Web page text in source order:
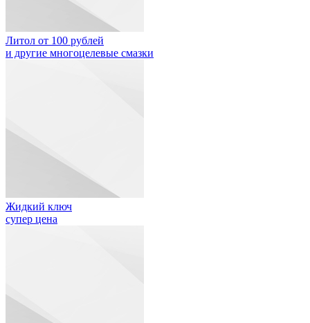
Литол от 100 рублей
и другие многоцелевые смазки
Жидкий ключ
супер цена